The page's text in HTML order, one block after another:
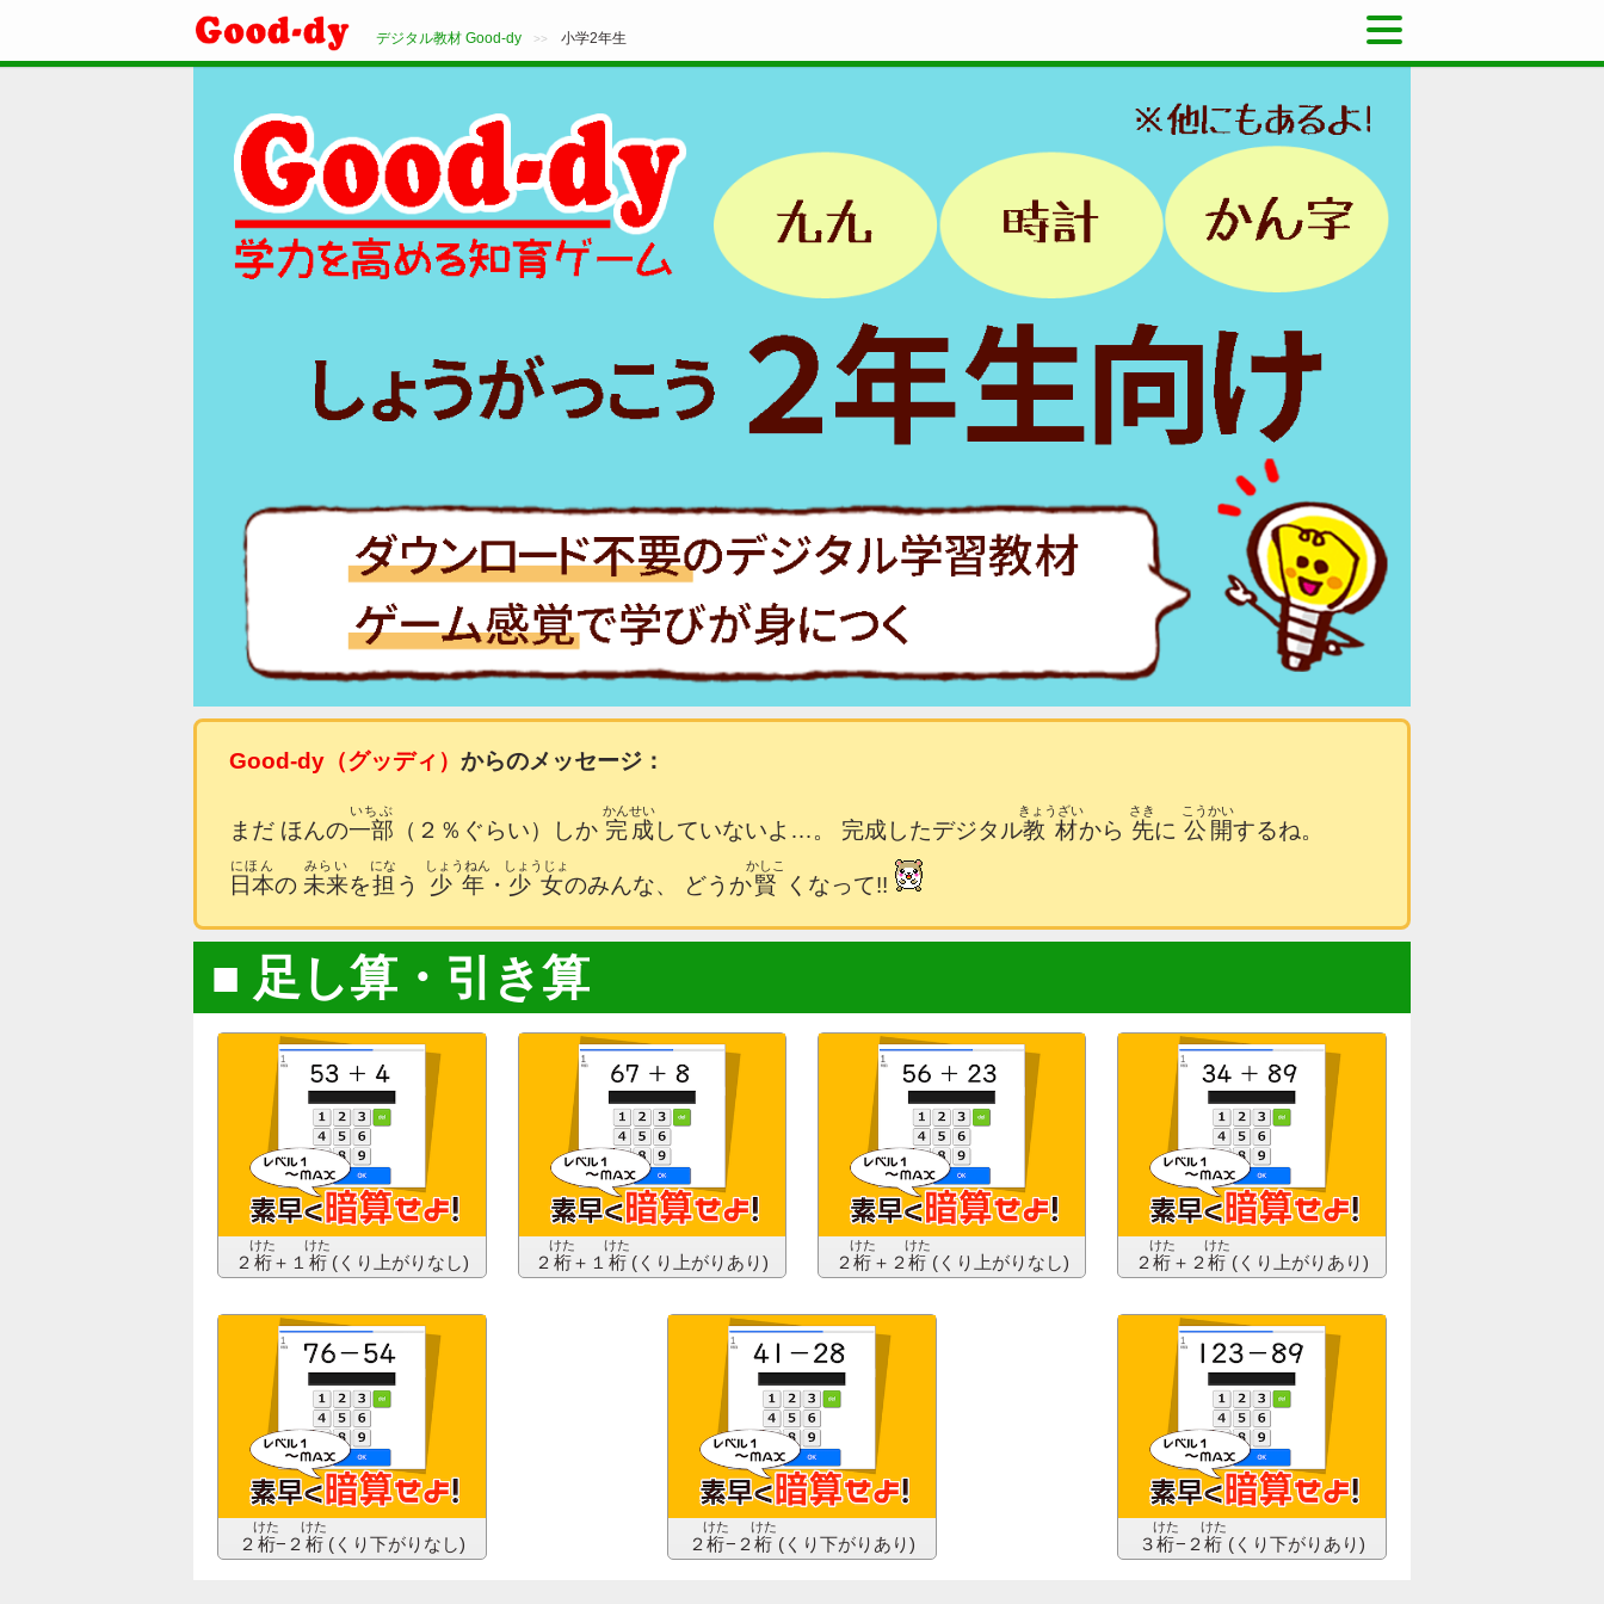
デジタル教材 Good-dy >> 小学2年生
Good-dy （グッディ ） からのメッセージ：
まだ ほんの一部
いちぶ
（２％ぐらい）しか 完成
かんせい
していないよ…。 完成したデジタル教材
きょうざい
から 先
さき
に 公開
こうかい
するね。
日本
にほん
の 未来
みらい
を担
にな
う 少年
しょうねん
・ 少女
しょうじょ
のみんな、 どうか賢
かしこ
く なって!!
足し算・引き算
２ 桁
けた
＋１ 桁
けた
(くり上がりなし) ２ 桁
けた
＋１ 桁
けた
(くり上がりあり) ２ 桁
けた
＋２ 桁
けた
(くり上がりなし) ２ 桁
けた
＋２ 桁
けた
(くり上がりあり)
２ 桁
けた
−２ 桁
けた
(くり下がりなし) ２ 桁
けた
−２ 桁
けた
(くり下がりあり) ３ 桁
けた
−２ 桁
けた
(くり下がりあり)